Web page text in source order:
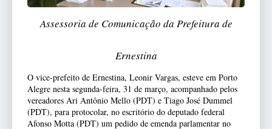
Assessoria de Comunicação da Prefeitura de
Ernestina
O vice-prefeito de Ernestina, Leonir Vargas, esteve em Porto
Alegre nesta segunda-feira, 31 de março, acompanhado pelos
vereadores Ari Antônio Mello (PDT) e Tiago José Dummel
(PDT), para protocolar, no escritório do deputado federal
Afonso Motta (PDT) um pedido de emenda parlamentar no